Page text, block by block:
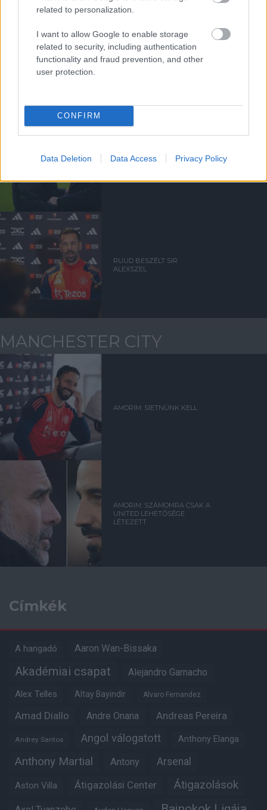
related to personalization.
I want to allow Google to enable storage
related to security, including authentication
functionality and fraud prevention, and other
user protection.
CONFIRM
Data Deletion Data Access Privacy Policy
UTÁNPÓTLÁSLESEN: 4. HÉT
BESZÉLNI SZOKOTT SIR
RUUD BESZÉLT SIR
ALEXSZEL
MANCHESTER CITY
AMORIM: SIETNÜNK KELL
AMORIM: SZÁMOMRA CSAK A
UNITED LEHETŐSÉGE
LÉTEZETT
Címkék
A hangadó Aaron Wan-Bissaka
Akadémiai csapat Alejandro Garnacho
Alex Telles Altay Bayindir Alvaro Fernandez
Amad Diallo Andre Onana Andreas Pereira
Andrey Santos Angol válogatott Anthony Elanga
Anthony Martial Antony Arsenal
Aston Villa Átigazolási Center Átigazolások